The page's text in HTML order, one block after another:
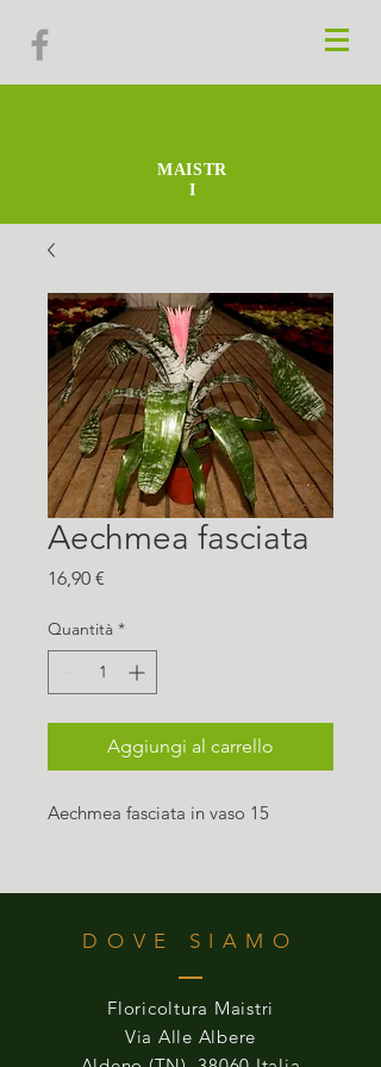
MAISTR
I
Aechmea fasciata
16,90 €
Quantità *
Aggiungi al carrello
Aechmea fasciata in vaso 15
DOVE SIAMO
Floricoltura Maistri
Via Alle Albere